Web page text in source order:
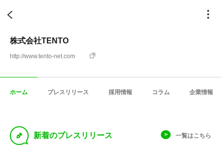
株式会社TENTO
http://www.tento-net.com
ホーム プレスリリース 採用情報 コラム 企業情報
D 新着のプレスリリース 一覧はこちら